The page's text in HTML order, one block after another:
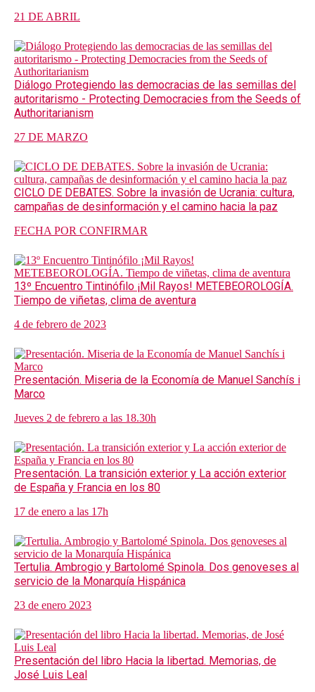
21 DE ABRIL
Diálogo Protegiendo las democracias de las semillas del
autoritarismo - Protecting Democracies from the Seeds of
Authoritarianism
27 DE MARZO
CICLO DE DEBATES. Sobre la invasión de Ucrania: cultura,
campañas de desinformación y el camino hacia la paz
FECHA POR CONFIRMAR
13º Encuentro Tintinófilo ¡Mil Rayos! METEBEOROLOGÍA.
Tiempo de viñetas, clima de aventura
4 de febrero de 2023
Presentación. Miseria de la Economía de Manuel Sanchís i
Marco
Jueves 2 de febrero a las 18.30h
Presentación. La transición exterior y La acción exterior
de España y Francia en los 80
17 de enero a las 17h
Tertulia. Ambrogio y Bartolomé Spinola. Dos genoveses al
servicio de la Monarquía Hispánica
23 de enero 2023
Presentación del libro Hacia la libertad. Memorias, de
José Luis Leal